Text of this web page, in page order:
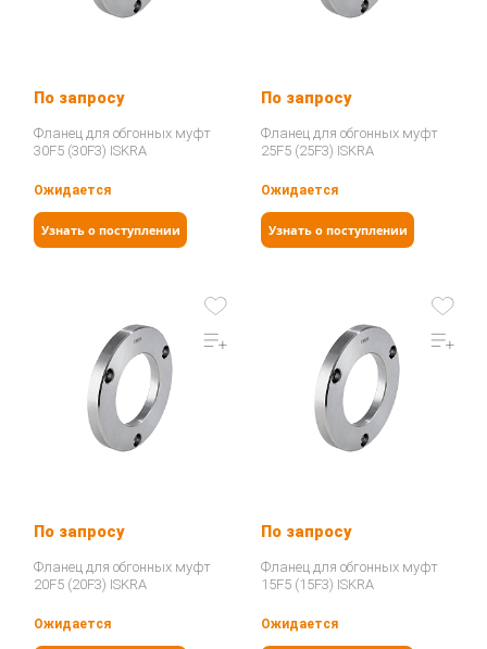
По запросу
Фланец для обгонных муфт
30F5 (30F3) ISKRA
Ожидается
Узнать о поступлении
По запросу
Фланец для обгонных муфт
25F5 (25F3) ISKRA
Ожидается
Узнать о поступлении
По запросу
Фланец для обгонных муфт
20F5 (20F3) ISKRA
Ожидается
По запросу
Фланец для обгонных муфт
15F5 (15F3) ISKRA
Ожидается